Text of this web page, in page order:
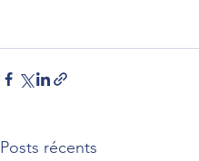
Posts récents